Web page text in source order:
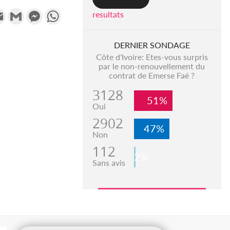
Email Gmail MessengerWhatsAppresultats
DERNIER SONDAGE
Côte d'Ivoire: Etes-vous surpris
par le non-renouvellement du
contrat de Emerse Faé ?
3128
Oui 51%
2902
Non 47%
112
Sans avis 2%